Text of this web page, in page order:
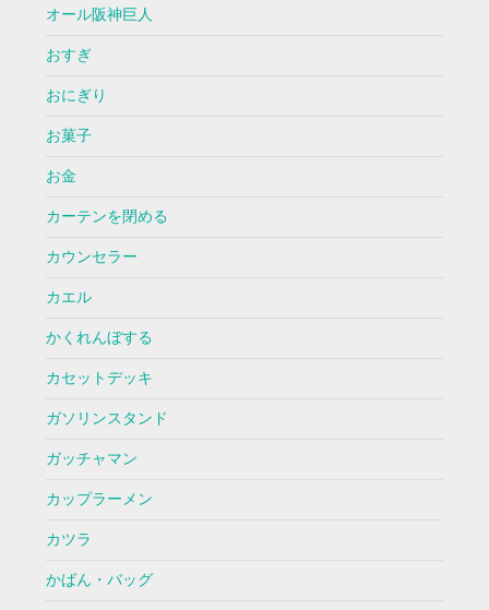
オール阪神巨人
おすぎ
おにぎり
お菓子
お金
カーテンを閉める
カウンセラー
カエル
かくれんぼする
カセットデッキ
ガソリンスタンド
ガッチャマン
カップラーメン
カツラ
かばん・バッグ